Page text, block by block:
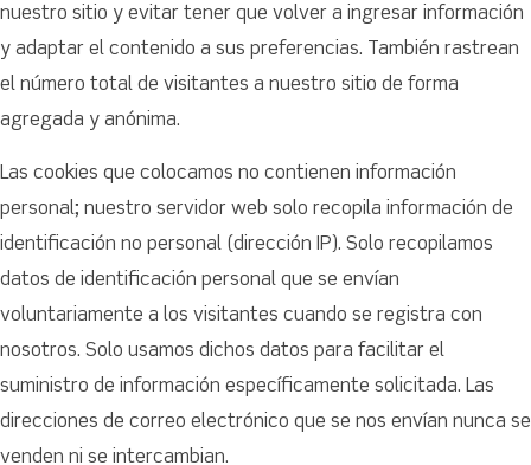
nuestro sitio y evitar tener que volver a ingresar información
y adaptar el contenido a sus preferencias. También rastrean
el número total de visitantes a nuestro sitio de forma
agregada y anónima.
Las cookies que colocamos no contienen información
personal; nuestro servidor web solo recopila información de
identificación no personal (dirección IP). Solo recopilamos
datos de identificación personal que se envían
voluntariamente a los visitantes cuando se registra con
nosotros. Solo usamos dichos datos para facilitar el
suministro de información específicamente solicitada. Las
direcciones de correo electrónico que se nos envían nunca se
venden ni se intercambian.